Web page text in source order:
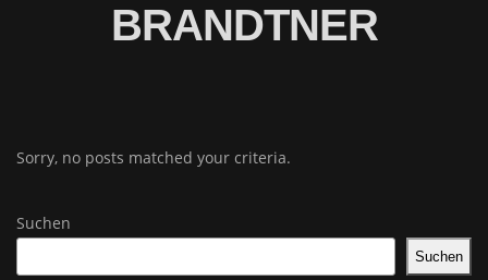
BRANDTNER
Sorry, no posts matched your criteria.
Suchen
Suchen